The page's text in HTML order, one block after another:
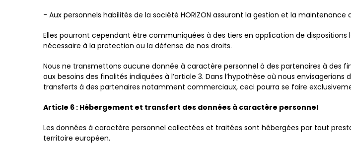
- Aux personnels habilités de la société HORIZON assurant la gestion et la maintenance
Elles pourront cependant être communiquées à des tiers en application de dispositions
nécessaire à la protection ou la défense de nos droits.
Nous ne transmettons aucune donnée à caractère personnel à des partenaires à des
aux besoins des finalités indiquées à l’article 3. Dans l’hypothèse où nous
transferts à des partenaires notamment commerciaux, ceci pourra se faire
Article 6 : Hébergement et transfert des données à caractère personnel
Les données à caractère personnel collectées et traitées sont hébergées par tout
territoire européen.